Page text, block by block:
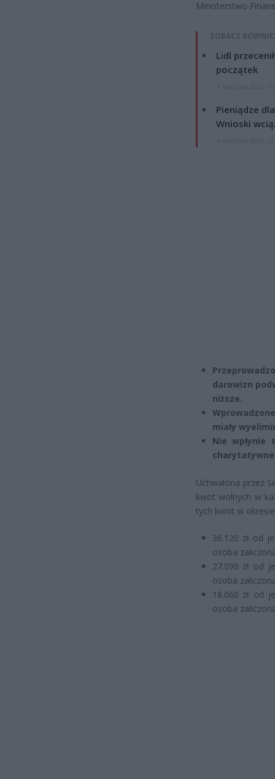
Ministerstwo
ZOBACZ
Lidl
początek
Pieniądze
Wnioski
darowizn
niższe.
miały
Nie
Uchwalona przez
kwot wolnych w
tych kwot w
36.120 zł od
osoba
27.090 zł od
osoba
18.060 zł od
osoba